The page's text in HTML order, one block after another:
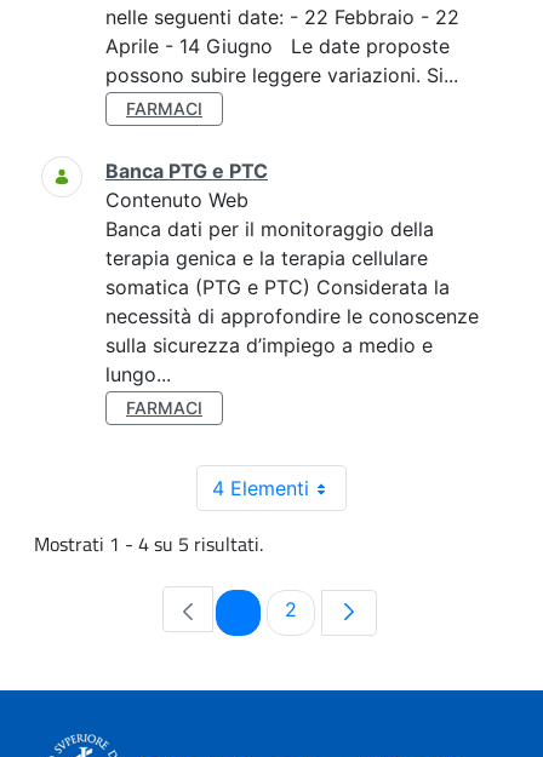
nelle seguenti date: - 22 Febbraio - 22
Aprile - 14 Giugno Le date proposte
possono subire leggere variazioni. Si...
FARMACI
Banca PTG e PTC
Contenuto Web
Banca dati per il monitoraggio della
terapia genica e la terapia cellulare
somatica (PTG e PTC) Considerata la
necessità di approfondire le conoscenze
sulla sicurezza d’impiego a medio e
lungo...
FARMACI
4 Elementi
Mostrati 1 - 4 su 5 risultati.
PaginaPagina
2